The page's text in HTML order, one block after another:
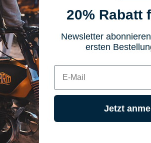
20% Rabatt
Newsletter
ersten
E-mail
Jetzt